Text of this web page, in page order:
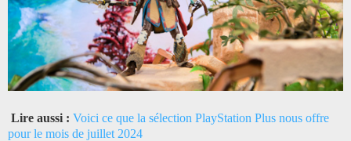
Lire aussi : Voici ce que la sélection PlayStation Plus nous offre
pour le mois de juillet 2024